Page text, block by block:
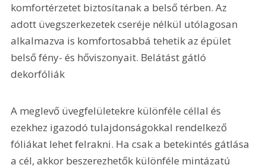
komfortérzetet biztosítanak a belső térben. Az
adott üvegszerkezetek cseréje nélkül utólagosan
alkalmazva is komfortosabbá tehetik az épület
belső fény- és hőviszonyait. Belátást gátló
dekorfóliák
A meglevő üvegfelületekre különféle céllal és
ezekhez igazodó tulajdonságokkal rendelkező
fóliákat lehet felrakni. Ha csak a betekintés gátlása
a cél, akkor beszerezhetők különféle mintázatú